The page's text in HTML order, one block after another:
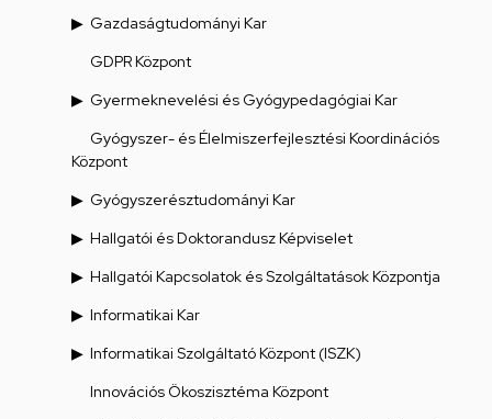
Gazdaságtudományi Kar
GDPR Központ
Gyermeknevelési és Gyógypedagógiai Kar
Gyógyszer- és Élelmiszerfejlesztési Koordinációs
Központ
Gyógyszerésztudományi Kar
Hallgatói és Doktorandusz Képviselet
Hallgatói Kapcsolatok és Szolgáltatások Központja
Informatikai Kar
Informatikai Szolgáltató Központ (ISZK)
Innovációs Ökoszisztéma Központ